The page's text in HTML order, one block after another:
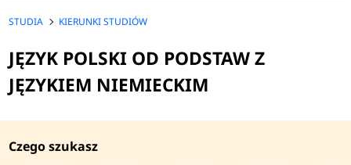
STUDIA KIERUNKI STUDIÓW
JĘZYK POLSKI OD PODSTAW Z
JĘZYKIEM NIEMIECKIM
Czego szukasz